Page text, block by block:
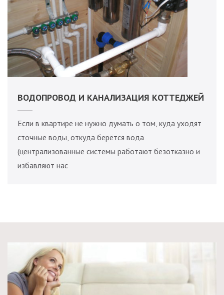
ВОДОПРОВОД И КАНАЛИЗАЦИЯ КОТТЕДЖЕЙ
Если в квартире не нужно думать о том, куда уходят
сточные воды, откуда берётся вода
(централизованные системы работают безотказно и
избавляют нас